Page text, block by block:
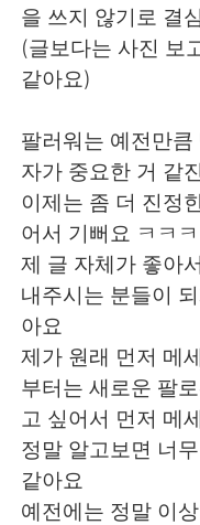
Deutsch
Русский
Türkçe
Português
을 쓰지 않기로 결
(글보다는 사진 보
같아요)
팔러워는 예전만
자가 중요한 거 같
이제는 좀 더 진정
어서 기뻐요 ㅋㅋㅋ
제 글 자체가 좋아
내주시는 분들이
아요
제가 원래 먼저 메
부터는 새로운 팔
고 싶어서 먼저 메
정말 알고보면 너
같아요
예전에는 정말 이